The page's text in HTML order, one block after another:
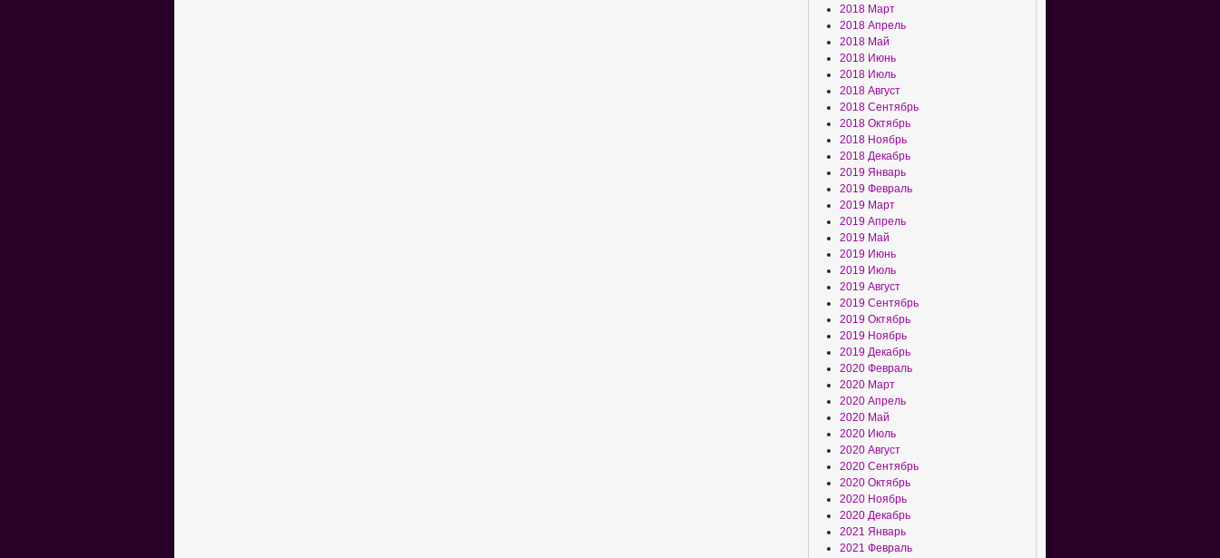
2018 Март
2018 Апрель
2018 Май
2018 Июнь
2018 Июль
2018 Август
2018 Сентябрь
2018 Октябрь
2018 Ноябрь
2018 Декабрь
2019 Январь
2019 Февраль
2019 Март
2019 Апрель
2019 Май
2019 Июнь
2019 Июль
2019 Август
2019 Сентябрь
2019 Октябрь
2019 Ноябрь
2019 Декабрь
2020 Февраль
2020 Март
2020 Апрель
2020 Май
2020 Июль
2020 Август
2020 Сентябрь
2020 Октябрь
2020 Ноябрь
2020 Декабрь
2021 Январь
2021 Февраль